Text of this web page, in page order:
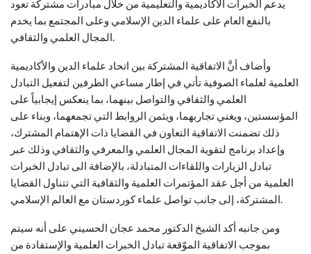
يدعم الخبرات الأكاديمية والتعليمية من خلال مبادرات مشتركة تعود
بالنفع العام على علماء الدين الإسلامي وعلى المجتمع بما يخدم
المجال العلمي والثقافي.
وأضاف أنَّ الاتفاقية المشتركة بين اتحاد علماء الدين والأكاديمية
العلمية لعلماء الصوفية تأتي في إطار مساعي الطرفين لتفعيل التبادل
العلمي والثقافي والتواصل بينهما، بما ينعكس إيجابياً على
المؤسستين، ويغني تجاربهما، ويثمن الروابط التي تجمعهما، وبناء على
ذلك تضمنت الاتفاقية التعاون في القضايا ذات الإهتمام المشترك،
وإعداد برنامج لتقوية المجال العلمي والمعرفي والثقافي وذلك عبر
تبادل الزيارات واللقاءات المتبادلة، بالإضافة الى تبادل الخبرات
العلمية من أجل عقد المؤتمرات العلمية والثقافية التي تتناول القضايا
المشتركة، إلى جانب تواصل علماء كوردستان مع العالم الإسلامي.
ومن جانبه أكد الشيخ الدكتور محمد عجان الحسيني على أنه سيتم
بموجب الاتفاقية الموّقعة تبادل الخبرات العلمية والإستفادة من